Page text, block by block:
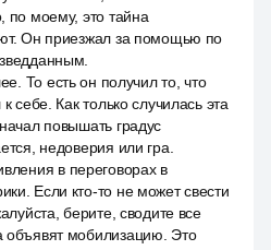
по моему, это тайна
Он приезжал за помощью по
То есть он получил то, что
себе. Как только случилась эта
повышать градус
недоверия или гра.
в переговорах в
Если кто-то не может свести
берите, сводите все
объявят мобилизацию. Это